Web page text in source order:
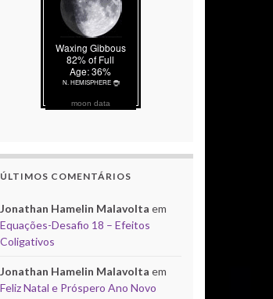
moon data
ÚLTIMOS COMENTÁRIOS
Jonathan Hamelin Malavolta em
Equações-Desafio 18 – Efeitos
Coligativos
Jonathan Hamelin Malavolta em
Feliz Natal e Próspero Ano Novo